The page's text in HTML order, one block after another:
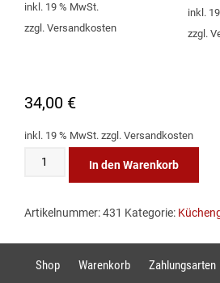
inkl. 19 % MwSt.
zzgl. Versandkosten
inkl.
zzgl.
34,00 €
inkl. 19 % MwSt. zzgl. Versandkosten
In den Warenkorb
Artikelnummer:431 Kategorie:
Shop Warenkorb Zahlungsarten